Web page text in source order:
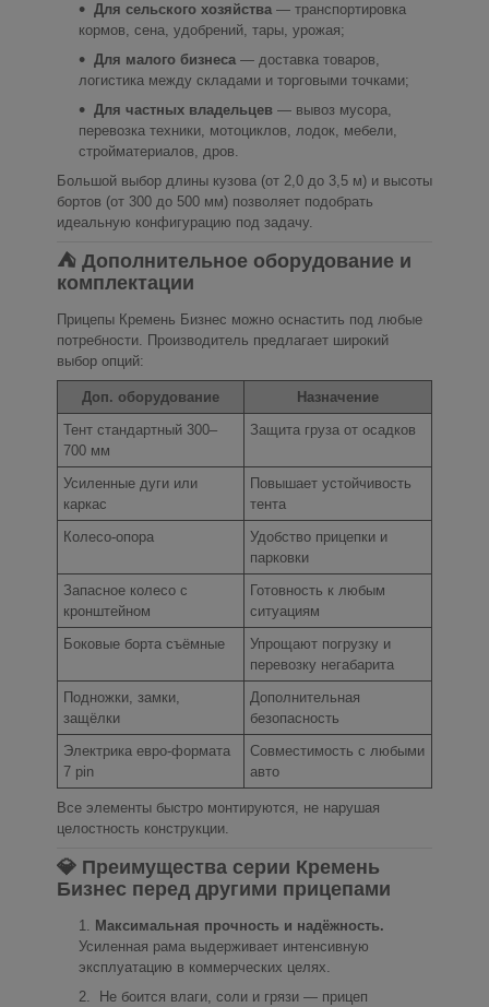
Для сельского хозяйства — транспортировка
кормов, сена, удобрений, тары, урожая;
Для малого бизнеса — доставка товаров,
логистика между складами и торговыми точками;
Для частных владельцев — вывоз мусора,
перевозка техники, мотоциклов, лодок, мебели,
стройматериалов, дров.
Большой выбор длины кузова (от 2,0 до 3,5 м) и высоты
бортов (от 300 до 500 мм) позволяет подобрать
идеальную конфигурацию под задачу.
⛺ Дополнительное оборудование и
комплектации
Прицепы Кремень Бизнес можно оснастить под любые
потребности. Производитель предлагает широкий
выбор опций:
Доп. оборудование
Назначение
Тент стандартный 300–
700 мм
Защита груза от осадков
Усиленные дуги или
каркас
Повышает устойчивость
тента
Колесо-опора
Удобство прицепки и
парковки
Запасное колесо с
кронштейном
Готовность к любым
ситуациям
Боковые борта съёмные
Упрощают погрузку и
перевозку негабарита
Подножки, замки,
защёлки
Дополнительная
безопасность
Электрика евро-формата
7 pin
Совместимость с любыми
авто
Все элементы быстро монтируются, не нарушая
целостность конструкции.
💎 Преимущества серии Кремень
Бизнес перед другими прицепами
Максимальная прочность и надёжность.
Усиленная рама выдерживает интенсивную
эксплуатацию в коммерческих целях.
Не боится влаги, соли и грязи — прицеп